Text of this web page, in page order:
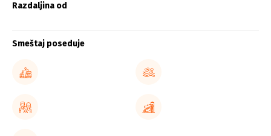
Razdaljina od
Smeštaj poseduje